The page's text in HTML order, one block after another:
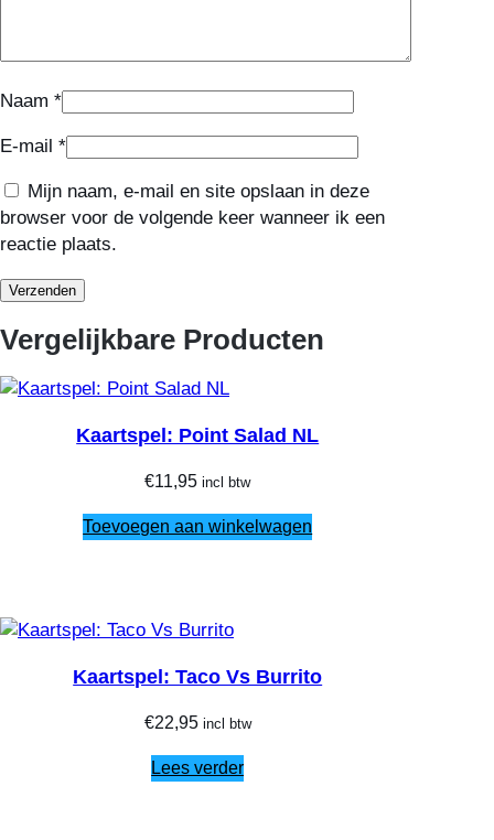
Naam *
E-mail *
Mijn naam, e-mail en site opslaan in deze
browser voor de volgende keer wanneer ik een
reactie plaats.
Vergelijkbare Producten
Kaartspel: Point Salad NL
€11,95 incl btw
Toevoegen aan winkelwagen
Kaartspel: Taco Vs Burrito
€22,95 incl btw
Lees verder